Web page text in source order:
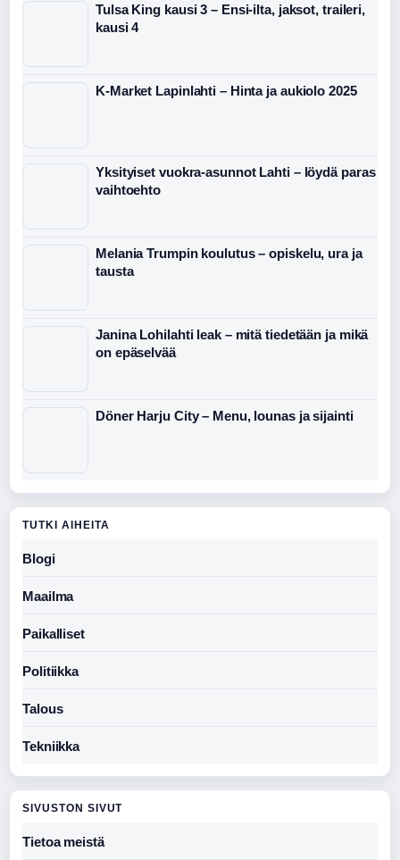
Tulsa King kausi 3 – Ensi-ilta, jaksot, traileri,
kausi 4
K-Market Lapinlahti – Hinta ja aukiolo 2025
Yksityiset vuokra-asunnot Lahti – löydä paras
vaihtoehto
Melania Trumpin koulutus – opiskelu, ura ja
tausta
Janina Lohilahti leak – mitä tiedetään ja mikä
on epäselvää
Döner Harju City – Menu, lounas ja sijainti
TUTKI AIHEITA
Blogi
Maailma
Paikalliset
Politiikka
Talous
Tekniikka
SIVUSTON SIVUT
Tietoa meistä